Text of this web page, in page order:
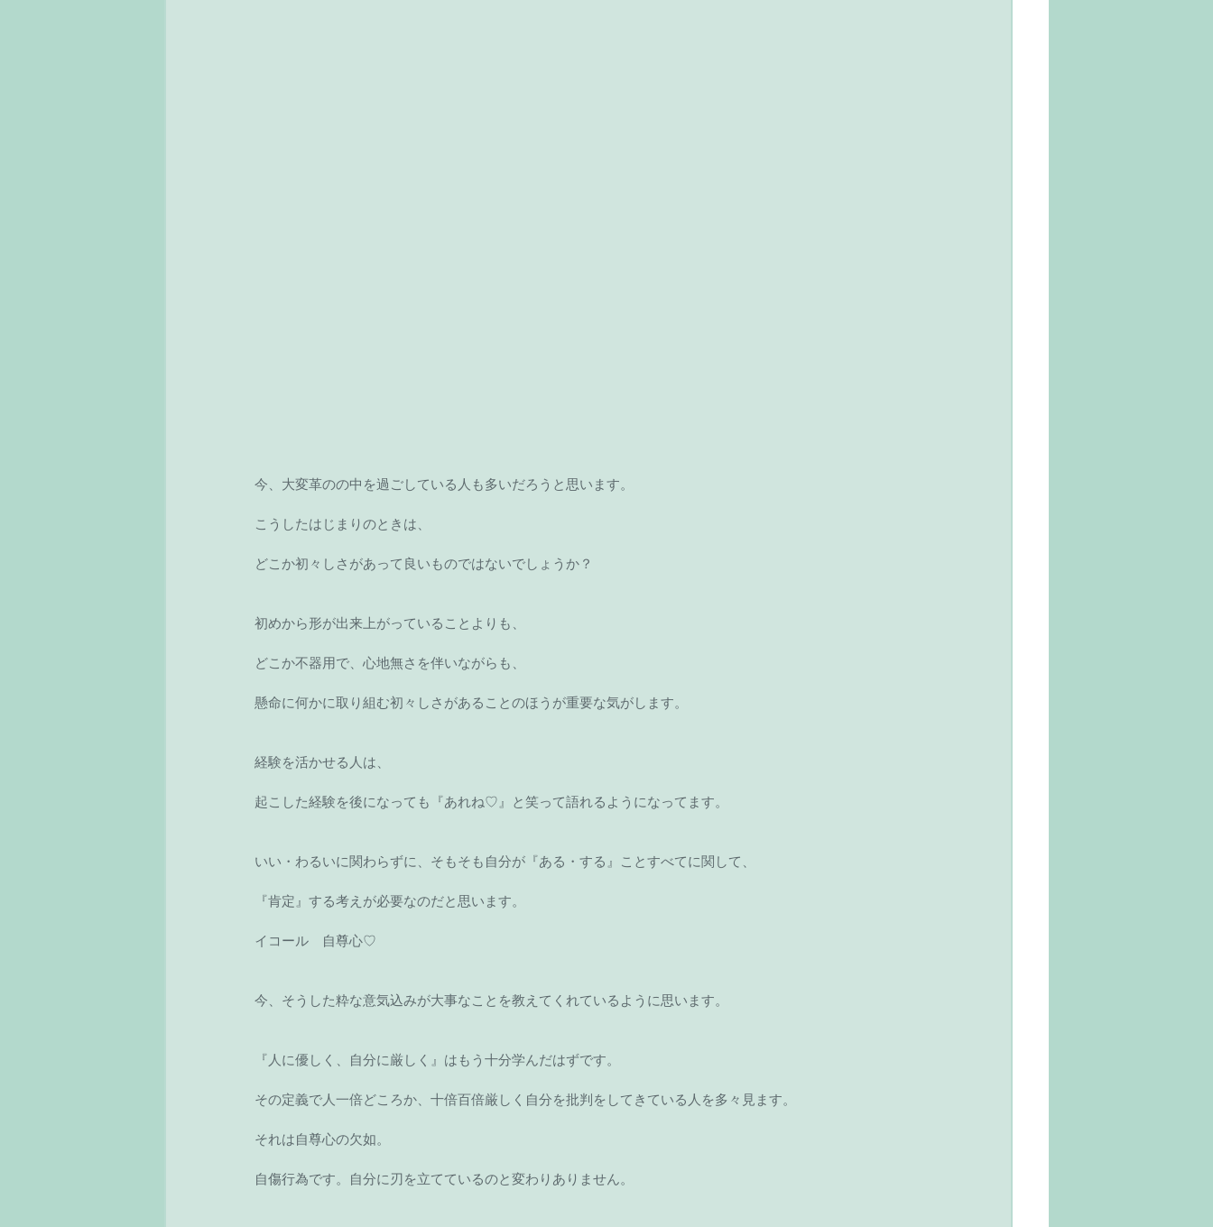
今、大変革のの中を過ごしている人も多いだろうと思います。
こうしたはじまりのときは、
どこか初々しさがあって良いものではないでしょうか？
初めから形が出来上がっていることよりも、
どこか不器用で、心地無さを伴いながらも、
懸命に何かに取り組む初々しさがあることのほうが重要な気がします。
経験を活かせる人は、
起こした経験を後になっても『あれね♡』と笑って語れるようになってます。
いい・わるいに関わらずに、そもそも自分が『ある・する』ことすべてに関して、
『肯定』する考えが必要なのだと思います。
イコール　自尊心♡
今、そうした粋な意気込みが大事なことを教えてくれているように思います。
『人に優しく、自分に厳しく』はもう十分学んだはずです。
その定義で人一倍どころか、十倍百倍厳しく自分を批判をしてきている人を多々見ます。
それは自尊心の欠如。
自傷行為です。自分に刃を立てているのと変わりありません。